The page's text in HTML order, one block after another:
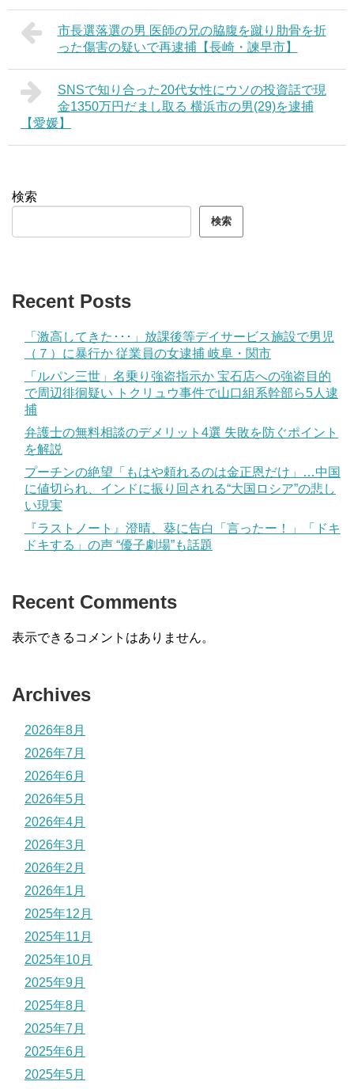
市長選落選の男 医師の兄の脇腹を蹴り肋骨を折
った傷害の疑いで再逮捕【長崎・諫早市】
SNSで知り合った20代女性にウソの投資話で現
金1350万円だまし取る 横浜市の男(29)を逮捕
【愛媛】
検索
検索
Recent Posts
「激高してきた･･･」放課後等デイサービス施設で男児
（７）に暴行か 従業員の女逮捕 岐阜・関市
「ルパン三世」名乗り強盗指示か 宝石店への強盗目的
で周辺徘徊疑い トクリュウ事件で山口組系幹部ら5人逮
捕
弁護士の無料相談のデメリット4選 失敗を防ぐポイント
を解説
プーチンの絶望「もはや頼れるのは金正恩だけ」…中国
に値切られ、インドに振り回される“大国ロシア”の悲し
い現実
『ラストノート』澄晴、葵に告白「言ったー！」「ドキ
ドキする」の声 “優子劇場”も話題
Recent Comments
表示できるコメントはありません。
Archives
2026年8月
2026年7月
2026年6月
2026年5月
2026年4月
2026年3月
2026年2月
2026年1月
2025年12月
2025年11月
2025年10月
2025年9月
2025年8月
2025年7月
2025年6月
2025年5月